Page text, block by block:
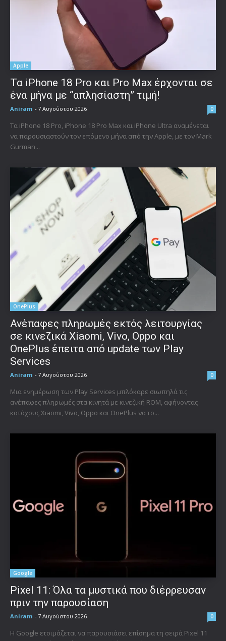
Apple
Τα iPhone 18 Pro και Pro Max έρχονται σε
ένα μήνα με “απλησίαστη” τιμή!
Aniram - 7 Αυγούστου 2026 0
Τα iPhone 18 Pro, iPhone 18 Pro Max και iPhone Ultra αναμένεται
να παρουσιαστούν τον επόμενο μήνα από την Apple, με τον Mark
Gurman...
OnePlus
Ανέπαφες πληρωμές εκτός λειτουργίας
σε κινεζικά Xiaomi, Vivo, Oppo και
OnePlus έπειτα από update των Play
Services
Aniram - 7 Αυγούστου 2026 0
Μια ενημέρωση των Play Services μπλόκαρε σιωπηλά τις
ανέπαφες πληρωμές στα κινητά με κινεζική ROM, αφήνοντας
κατόχους Xiaomi, Vivo, Oppo και OnePlus να το...
Google
Pixel 11: Όλα τα μυστικά που διέρρευσαν
πριν την παρουσίαση
Aniram - 7 Αυγούστου 2026 0
Η Google ετοιμάζεται να παρουσιάσει επίσημα τη σειρά Pixel 11